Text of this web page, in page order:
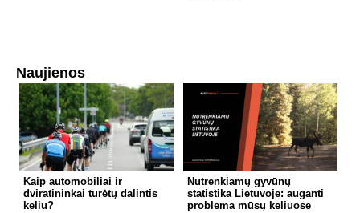
Naujienos
Kaip automobiliai ir
dviratininkai turėtų dalintis
keliu?
Nutrenkiamų gyvūnų
statistika Lietuvoje: auganti
problema mūsų keliuose